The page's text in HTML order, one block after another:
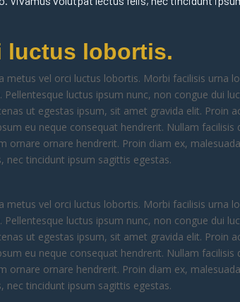
luctus lobortis.
metus vel orci luctus lobortis. Morbi facilisis urna
luctus ipsum nunc, non congue dui
ut egestas ipsum, sit amet gravida elit. Proin
eu neque consequat hendrerit. Nullam facilisis
ornare ornare hendrerit. Proin diam ex,
nec tincidunt ipsum sagittis egestas.
metus vel orci luctus lobortis. Morbi facilisis urna
luctus ipsum nunc, non congue dui
ut egestas ipsum, sit amet gravida elit. Proin
eu neque consequat hendrerit. Nullam facilisis
ornare ornare hendrerit. Proin diam ex,
nec tincidunt ipsum sagittis egestas.